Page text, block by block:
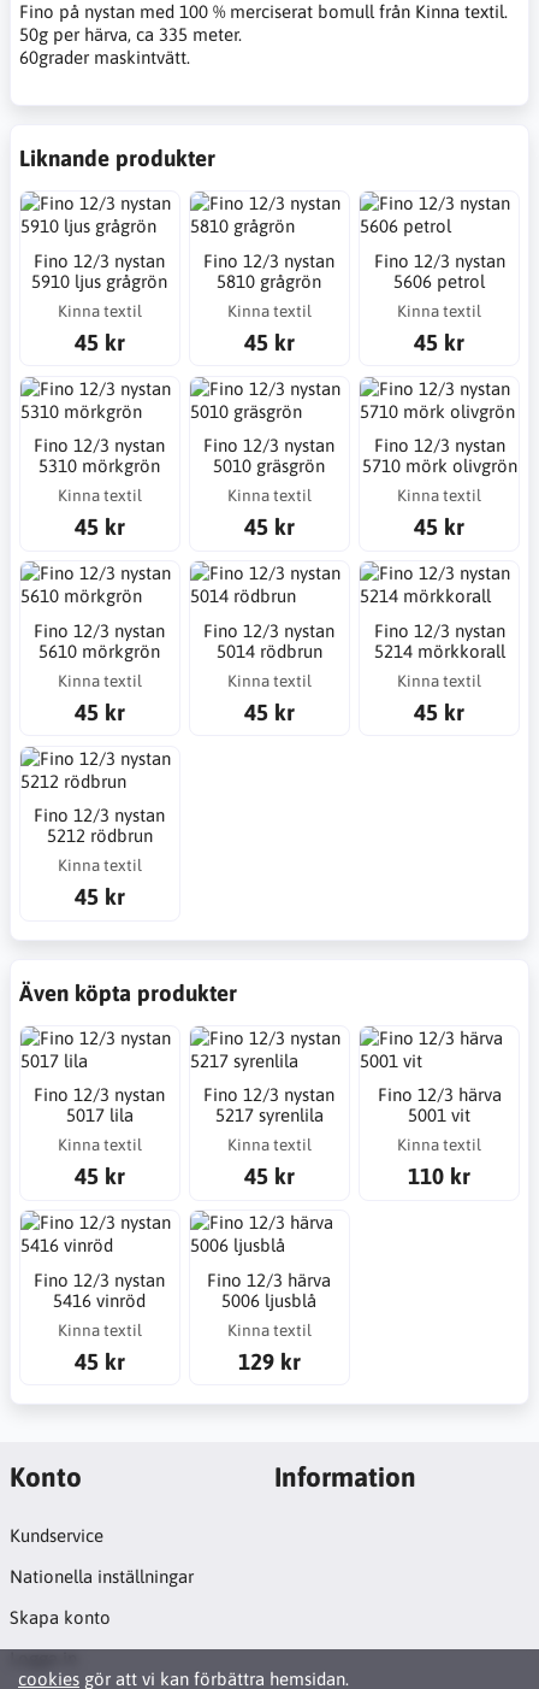
Fino på nystan med 100 % merciserat bomull från Kinna textil.
50g per härva, ca 335 meter.
60grader maskintvätt.
Liknande produkter
Fino 12/3 nystan
5910 ljus grågrön
Kinna textil
45 kr
Fino 12/3 nystan
5810 grågrön
Kinna textil
45 kr
Fino 12/3 nystan
5606 petrol
Kinna textil
45 kr
Fino 12/3 nystan
5310 mörkgrön
Kinna textil
45 kr
Fino 12/3 nystan
5010 gräsgrön
Kinna textil
45 kr
Fino 12/3 nystan
5710 mörk olivgrön
Kinna textil
45 kr
Fino 12/3 nystan
5610 mörkgrön
Kinna textil
45 kr
Fino 12/3 nystan
5014 rödbrun
Kinna textil
45 kr
Fino 12/3 nystan
5214 mörkkorall
Kinna textil
45 kr
Fino 12/3 nystan
5212 rödbrun
Kinna textil
45 kr
Även köpta produkter
Fino 12/3 nystan
5017 lila
Kinna textil
45 kr
Fino 12/3 nystan
5217 syrenlila
Kinna textil
45 kr
Fino 12/3 härva
5001 vit
Kinna textil
110 kr
Fino 12/3 nystan
5416 vinröd
Kinna textil
45 kr
Fino 12/3 härva
5006 ljusblå
Kinna textil
129 kr
cookies gör att vi kan förbättra hemsidan.
Konto
Kundservice
Nationella inställningar
Skapa konto
Information